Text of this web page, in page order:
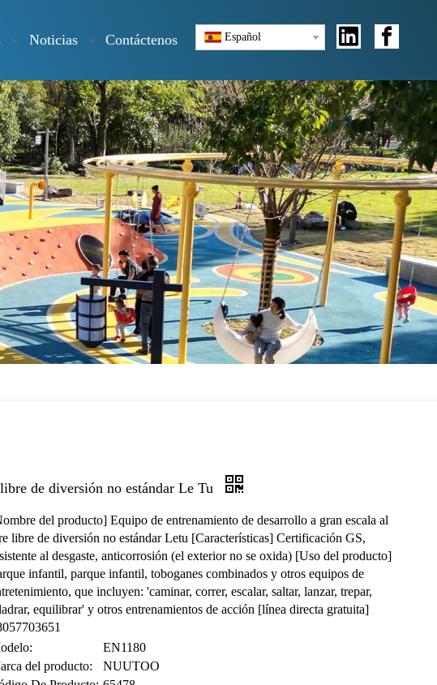
Noticias Contáctenos Español
de diversión no estándar Le Tu
del producto] Equipo de entrenamiento de desarrollo a gran escala al
libre de diversión no estándar Letu [Características] Certificación GS,
al desgaste, anticorrosión (el exterior no se oxida) [Uso del producto]
infantil, parque infantil, toboganes combinados y otros equipos de
que incluyen: 'caminar, correr, escalar, saltar, lanzar, trepar,
equilibrar' y otros entrenamientos de acción [línea directa gratuita]
EN1180
del producto:
NUUTOO